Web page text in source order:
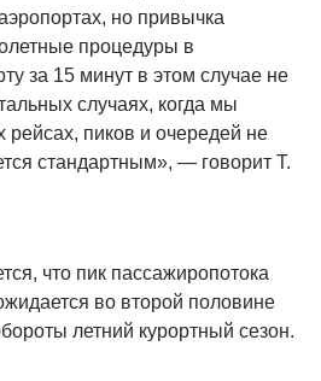
но привычка
процедуры в
за 15 минут в этом случае не
случаях, когда мы
рейсах, пиков и очередей не
стандартным», — говорит Т.
что пик пассажиропотока
во второй половине
летний курортный сезон.